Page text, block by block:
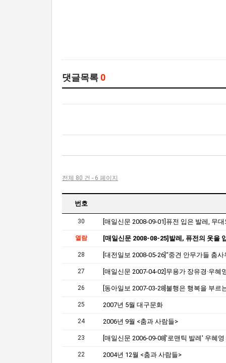
댓글목록 0
전체 80 건 - 6 페이지
번호
30
열람 [매일신문 2008-08-25]발레, 퓨전의 옷을
28
27
26
25 2007년 5월 대구문화
24 2006년 9월 <춤과 사람들>
23
22 2004년 12월 <춤과 사람들>